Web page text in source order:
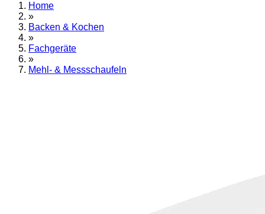
Home
»
Backen & Kochen
»
Fachgeräte
»
Mehl- & Messschaufeln